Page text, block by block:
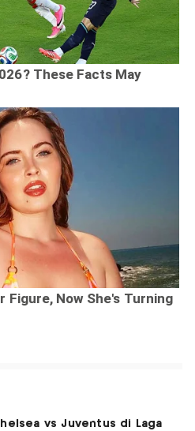
vs Juventus di Laga